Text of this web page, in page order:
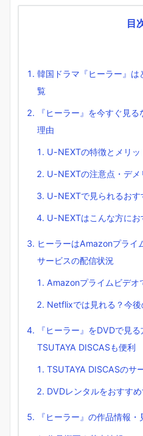
目
韓国ドラマ『ヒーラー』
覧
『ヒーラー』を今すぐ見
理由
U-NEXTの特徴とメリッ
U-NEXTの注意点・デメ
U-NEXTで見られるおす
U-NEXTはこんな方にお
ヒーラーはAmazonプライ
サービスの配信状況
Amazonプライムビデオ
Netflixでは見れる？今後
『ヒーラー』をDVDで見
TSUTAYA DISCASも便利
TSUTAYA DISCASのサ
DVDレンタルをおすす
『ヒーラー』の作品情報